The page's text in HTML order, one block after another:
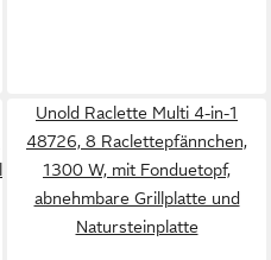
Unold Raclette Multi 4-in-1
48726, 8 Raclettepfännchen,
1300 W, mit Fonduetopf,
abnehmbare Grillplatte und
Natursteinplatte